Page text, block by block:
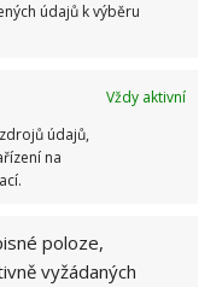
údajů k výběru
Vždy aktivní
údajů,
na
poloze,
vyžádaných